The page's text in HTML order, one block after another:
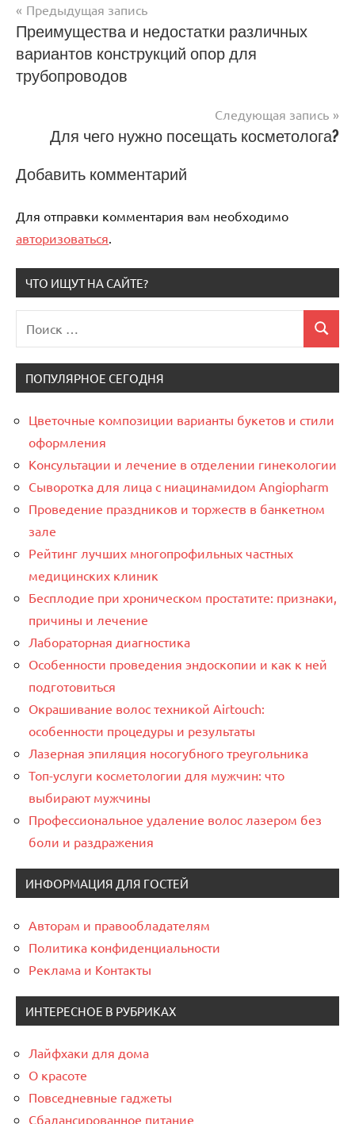
Навигация
по
записям
Предыдущая запись
Преимущества и недостатки различных
вариантов конструкций опор для
трубопроводов
Следующая запись
Для чего нужно посещать косметолога?
Добавить комментарий
Для отправки комментария вам необходимо
авторизоваться
ЧТО ИЩУТ НА САЙТЕ?
для:
Поиск
ПОПУЛЯРНОЕ СЕГОДНЯ
Цветочные композиции варианты букетов и стили
оформления
Консультации и лечение в отделении гинекологии
Сыворотка для лица с ниацинамидом Angiopharm
Проведение праздников и торжеств в банкетном
зале
Рейтинг лучших многопрофильных частных
медицинских клиник
Бесплодие при хроническом простатите: признаки,
причины и лечение
Лабораторная диагностика
Особенности проведения эндоскопии и как к ней
подготовиться
Окрашивание волос техникой Airtouch:
особенности процедуры и результаты
Лазерная эпиляция носогубного треугольника
Топ-услуги косметологии для мужчин: что
выбирают мужчины
Профессиональное удаление волос лазером без
боли и раздражения
ИНФОРМАЦИЯ ДЛЯ ГОСТЕЙ
Авторам и правообладателям
Политика конфиденциальности
Реклама и Контакты
ИНТЕРЕСНОЕ В РУБРИКАХ
Лайфхаки для дома
О красоте
Повседневные гаджеты
Сбалансированное питание